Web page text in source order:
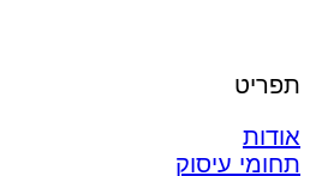
תפריט
אודות
תחומי עיסוק